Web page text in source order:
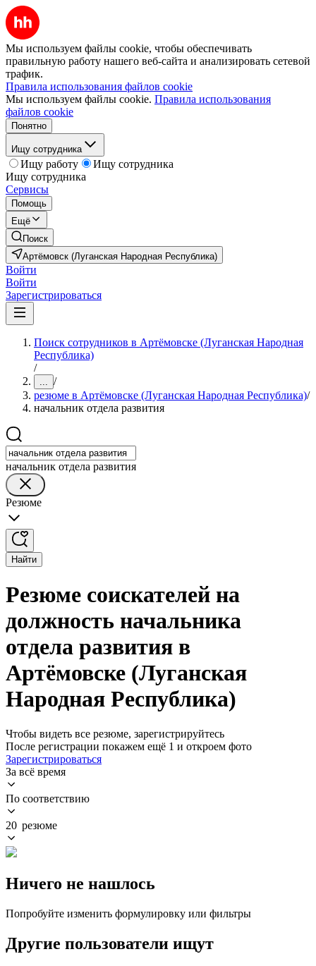
Мы используем файлы cookie, чтобы обеспечивать
правильную работу нашего веб-сайта и анализировать сетевой
трафик.
Правила использования файлов cookie
Мы используем файлы cookie. Правила использования
файлов cookie
Понятно
Ищу сотрудника
Ищу работу
Ищу сотрудника
Ищу сотрудника
Сервисы
Помощь
Ещё
Поиск
Артёмовск (Луганская Народная Республика)
Войти
Войти
Зарегистрироваться
Поиск сотрудников в Артёмовске (Луганская Народная
Республика)
/
... /
резюме в Артёмовске (Луганская Народная Республика)/
начальник отдела развития
начальник отдела развития
Резюме
Найти
Резюме соискателей на
должность начальника
отдела развития в
Артёмовске (Луганская
Народная Республика)
Чтобы видеть все резюме, зарегистрируйтесь
После регистрации покажем ещё 1 и откроем фото
Зарегистрироваться
За всё время
По соответствию
20 резюме
Ничего не нашлось
Попробуйте изменить формулировку или фильтры
Другие пользователи ищут